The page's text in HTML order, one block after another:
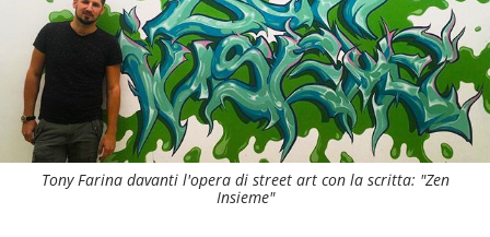
Tony Farina davanti l'opera di street art con la scritta: "Zen
Insieme"